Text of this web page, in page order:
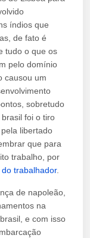
índios que
de fato é
tudo o que os
pelo domínio
causou um
sobretudo
foi o tiro
libertado
que para
trabalho, por
do trabalhador.
de napoleão,
na
e com isso